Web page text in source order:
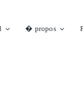
� propos